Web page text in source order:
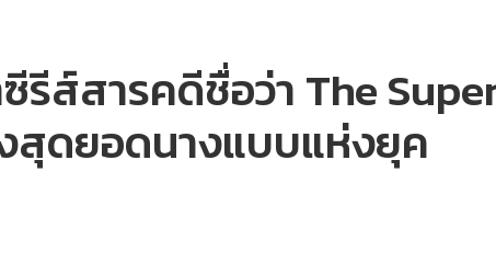
รีส์สารคดีชื่อว่า The
สุดยอดนางแบบแห่งยุค